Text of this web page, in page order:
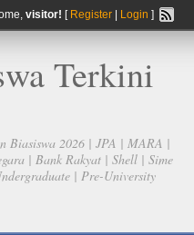
visitor! [ Register| Login ]
Terkini
Biasiswa 2026 | JPA | MARA |
| Bank Rakyat | Shell | Sime
| Pre-University